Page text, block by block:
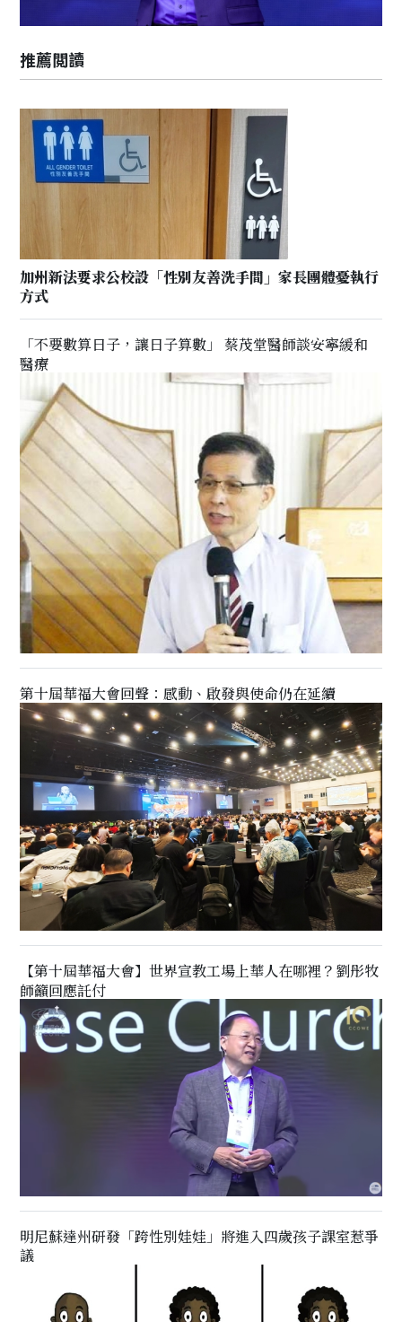
推薦閲讀
加州新法要求公校設「性別友善洗手間」家長團體憂執行
方式
「不要數算日子，讓日子算數」 蔡茂堂醫師談安寧緩和
醫療
第十屆華福大會回聲：感動、啟發與使命仍在延續
【第十屆華福大會】世界宣教工場上華人在哪裡？劉彤牧
師籲回應託付
明尼蘇達州研發「跨性別娃娃」將進入四歲孩子課室惹爭
議